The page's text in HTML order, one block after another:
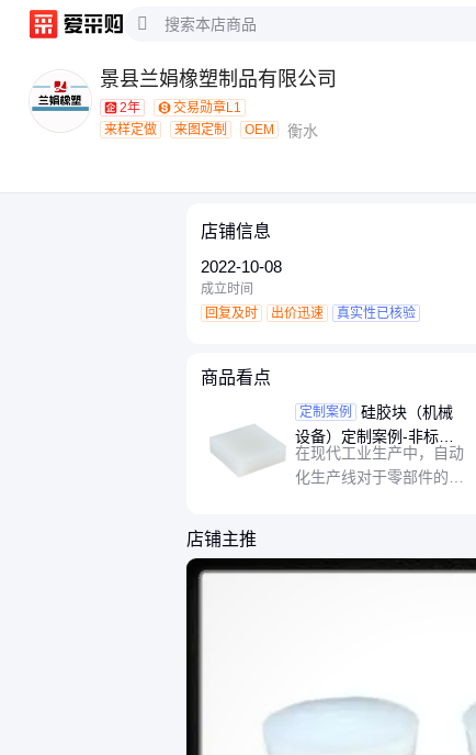
景县兰娟橡塑制品有限公司
2年
交易勋章L1
来样定做
来图定制 OEM 衡水
店铺信息
2022-10-08
成立时间
回复及时
出价迅速 真实性已核验
商品看点
定制案例
设备）定制案例-非标尺
寸硅胶块助力自动化生产
线
在现代工业生产中，自动
化生产线对于零部件的精
自动化设备制造商提供了
一条高度自动化的装
店铺主推